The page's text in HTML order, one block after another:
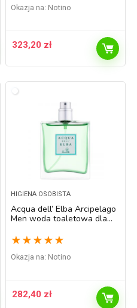
Okazja na: Notino
323,20 zł
HIGIENA OSOBISTA
Acqua dell’ Elba Arcipelago
Men woda toaletowa dla
★ ★ ★ ★ ★
Okazja na: Notino
282,40 zł